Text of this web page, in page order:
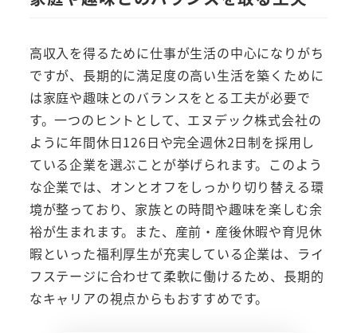
高収入を得るために仕事が生活の中心になりがち
ですが、長期的に満足度の高い生活を築くために
は家庭や趣味とのバランスをとる工夫が必要で
す。一つのヒントとして、エヌデック株式会社の
ように年間休日126日や完全週休2日制を採用し
ている企業を選ぶことが挙げられます。このよう
な企業では、オンとオフをしっかり切り替える環
境が整っており、家族との時間や趣味を楽しむ余
裕が生まれます。また、産前・産後休暇や育児休
暇といった福利厚生が充実している企業は、ライ
フステージに合わせて柔軟に働けるため、長期的
なキャリアの視点からもおすすめです。